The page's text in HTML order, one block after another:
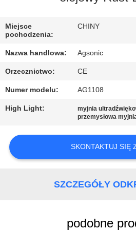
KONTROLA
SKONTAKTUJ
SIĘ
NAMI
AKTUALNOŚCI
Miejsce
pochodzenia:
CHINY
Nazwa handlowa: Agsonic
Orzecznictwo: CE
Numer modelu: AG1108
High Light: myjnia
przemysłowa
SKONTAKTUJ SIĘ
SZCZEGÓŁY
podobne